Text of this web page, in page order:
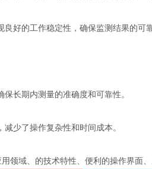
的工作稳定性，确保监测结果的可靠
长期内测量的准确度和可靠性。
少了操作复杂性和时间成本。
域、的技术特性、便利的操作界面、